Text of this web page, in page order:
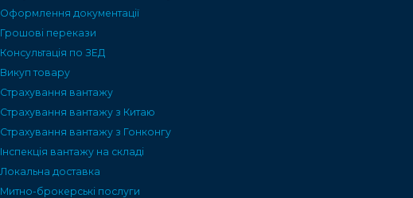
Оформлення документації
Грошові перекази
Консультація по ЗЕД
Викуп товару
Страхування вантажу
Страхування вантажу з Китаю
Страхування вантажу з Гонконгу
Інспекція вантажу на складі
Локальна доставка
Митно-брокерські послуги